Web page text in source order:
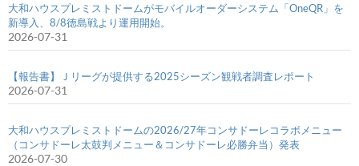
大和ハウスプレミストドームがモバイルオーダーシステム「OneQR」を
新導入、8/8徳島戦より運用開始。
2026-07-31
【報告書】Ｊリーグが提供する2025シーズン観戦者調査レポート
2026-07-31
大和ハウスプレミストドームの2026/27年コンサドーレコラボメニュー
（コンサドーレ太鼓判メニュー＆コンサドーレ必勝弁当）発表
2026-07-30